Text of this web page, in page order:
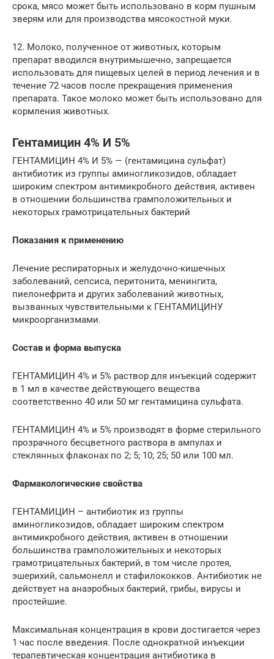
срока, мясо может быть использовано в корм пушным
зверям или для производства мясокостной муки.
12. Молоко, полученное от животных, которым
препарат вводился внутримышечно, запрещается
использовать для пищевых целей в период лечения и в
течение 72 часов после прекращения применения
препарата. Такое молоко может быть использовано для
кормления животных.
Гентамицин 4% И 5%
ГЕНТАМИЦИН 4% И 5% — (гентамицина сульфат)
антибиотик из группы аминогликозидов, обладает
широким спектром антимикробного действия, активен
в отношении большинства грамположительных и
некоторых грамотрицательных бактерий
Показания к применению
Лечение респираторных и желудочно-кишечных
заболеваний, сепсиса, перитонита, менингита,
пиелонефрита и других заболеваний животных,
вызванных чувствительными к ГЕНТАМИЦИНУ
микроорганизмами.
Состав и форма выпуска
ГЕНТАМИЦИН 4% и 5% раствор для инъекций содержит
в 1 мл в качестве действующего вещества
соответственно 40 или 50 мг гентамицина сульфата.
ГЕНТАМИЦИН 4% и 5% производят в форме стерильного
прозрачного бесцветного раствора в ампулах и
стеклянных флаконах по 2; 5; 10; 25; 50 или 100 мл.
Фармакологические свойства
ГЕНТАМИЦИН – антибиотик из группы
аминогликозидов, обладает широким спектром
антимикробного действия, активен в отношении
большинства грамположительных и некоторых
грамотрицательных бактерий, в том числе протея,
эшерихий, сальмонелл и стафилококков. Антибиотик не
действует на анаэробных бактерий, грибы, вирусы и
простейшие.
Максимальная концентрация в крови достигается через
1 час после введения. После однократной инъекции
терапевтическая концентрация антибиотика в